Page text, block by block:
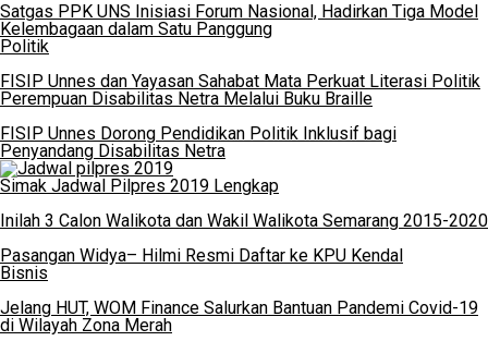
Satgas PPK UNS Inisiasi Forum Nasional, Hadirkan Tiga Model
Kelembagaan dalam Satu Panggung
Politik
FISIP Unnes dan Yayasan Sahabat Mata Perkuat Literasi Politik
Perempuan Disabilitas Netra Melalui Buku Braille
FISIP Unnes Dorong Pendidikan Politik Inklusif bagi
Penyandang Disabilitas Netra
Simak Jadwal Pilpres 2019 Lengkap
Inilah 3 Calon Walikota dan Wakil Walikota Semarang 2015-2020
Pasangan Widya– Hilmi Resmi Daftar ke KPU Kendal
Bisnis
Jelang HUT, WOM Finance Salurkan Bantuan Pandemi Covid-19
di Wilayah Zona Merah